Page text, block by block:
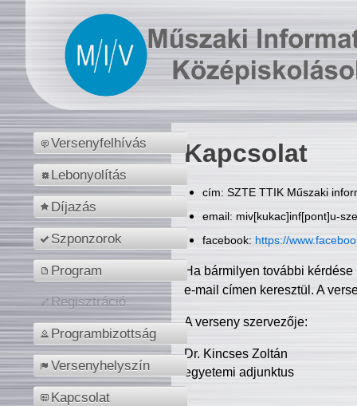
Versenyfelhívás
Lebonyolítás
Díjazás
Szponzorok
Program
Regisztráció
Programbizottság
Versenyhelyszín
Kapcsolat
Kapcsolat
cím: SZTE TTIK Műszaki
email: miv[kukac]inf[pont]u-
facebook: https://
Ha bármilyen további
e-mail címen keresztül. A
A verseny szervezője:
Dr. Kincses Zoltán
egyetemi adjunktus